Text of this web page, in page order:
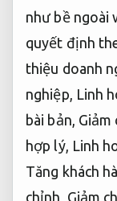
như bề ngoài
quyết định
thiệu doanh
nghiệp, Linh
bài bản, Giảm
hợp lý, Linh
Tăng khách
chỉnh, Giảm